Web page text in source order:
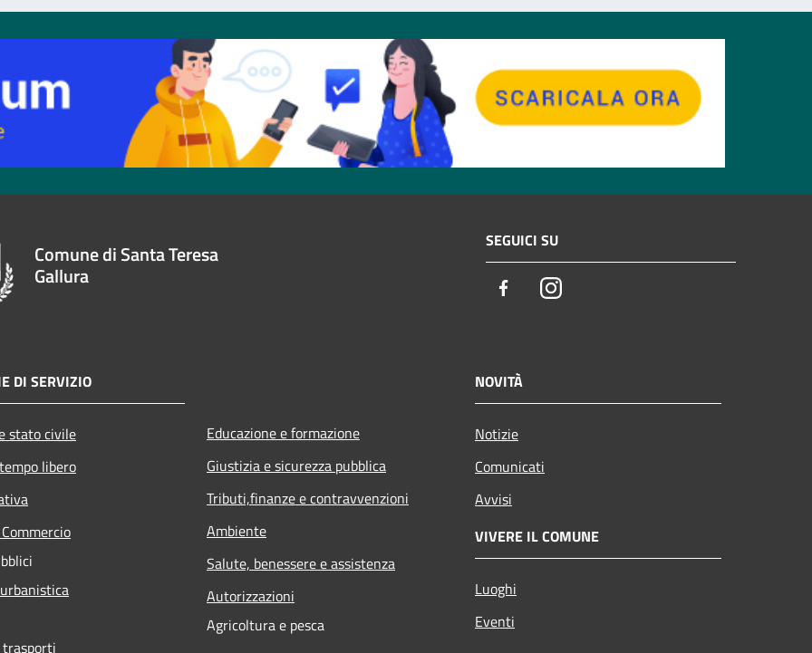
Comune di Santa Teresa
Gallura
SEGUICI SU
FacebookInstagram
DI SERVIZIO
stato civile
libero
Educazione e formazione
Giustizia e sicurezza pubblica
Tributi,finanze e contravvenzioni
Ambiente
Salute, benessere e assistenza
Autorizzazioni
Agricoltura e pesca
NOVITÀ
Notizie
Comunicati
Avvisi
VIVERE IL COMUNE
Luoghi
Eventi